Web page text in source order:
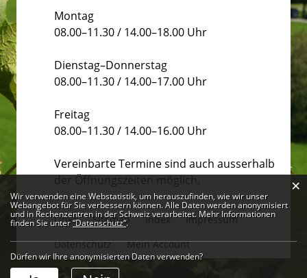
Montag
08.00–11.30 / 14.00–18.00 Uhr
Dienstag–Donnerstag
08.00–11.30 / 14.00–17.00 Uhr
Freitag
08.00–11.30 / 14.00–16.00 Uhr
Vereinbarte Termine sind auch ausserhalb
der Öffnungszeiten möglich.
Links Sitemap Index
Impressum
Datenschutz
Mein Account
Webstatistik
Wir verwenden eine Webstatistik, um herauszufinden, wie wir unser
Webangebot für Sie verbessern können. Alle Daten werden anonymisiert
und in Rechenzentren in der Schweiz verarbeitet. Mehr Informationen
finden Sie unter“Datenschutz“.
Dürfen wir Ihre anonymisierten Daten verwenden?
×